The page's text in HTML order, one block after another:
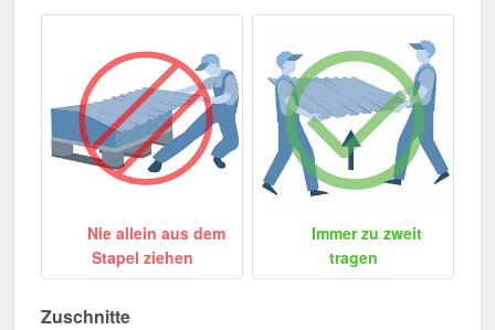
Nie allein aus dem
Stapel ziehen
Immer zu zweit
tragen
Zuschnitte